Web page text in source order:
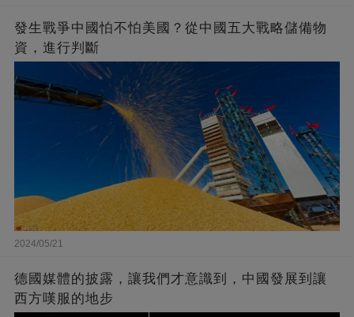
發生戰爭中國怕不怕美國？從中國五大戰略儲備物
資，進行判斷
2024/05/21
德國媒體的披露，讓我們才意識到，中國發展到讓
西方嘆服的地步